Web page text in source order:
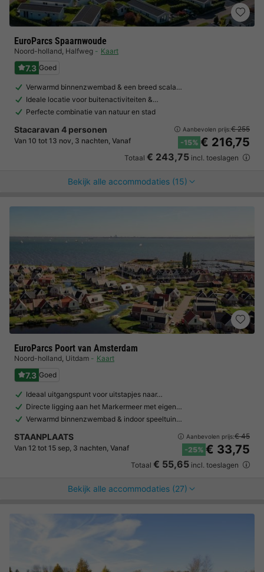
EuroParcs Spaarnwoude
Noord-holland, Halfweg Kaart
7.3 Goed
Verwarmd binnenzwembad & een breed scala…
Ideale locatie voor buitenactiviteiten &…
Perfecte combinatie van natuur en stad
Stacaravan 4 personen
Van 10 tot 13 nov, 3 nachten, Vanaf
Aanbevolen prijs:€ 255
-15% € 216,75
Totaal € 243,75 incl. toeslagen
Bekijk alle accommodaties (15)
EuroParcs Poort van Amsterdam
Noord-holland, Uitdam Kaart
7.3 Goed
Ideaal uitgangspunt voor uitstapjes naar…
Directe ligging aan het Markermeer met eigen…
Verwarmd binnenzwembad & indoor speeltuin…
STAANPLAATS
Van 12 tot 15 sep, 3 nachten, Vanaf
Aanbevolen prijs:€ 45
-25% € 33,75
Totaal € 55,65 incl. toeslagen
Bekijk alle accommodaties (27)